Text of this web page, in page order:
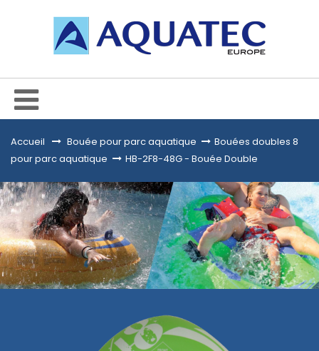
Accueil &gt;Bouée pour parc aquatique > Bouées doubles 8
pour parc aquatique > HB-2F8-48G - Bouée Double